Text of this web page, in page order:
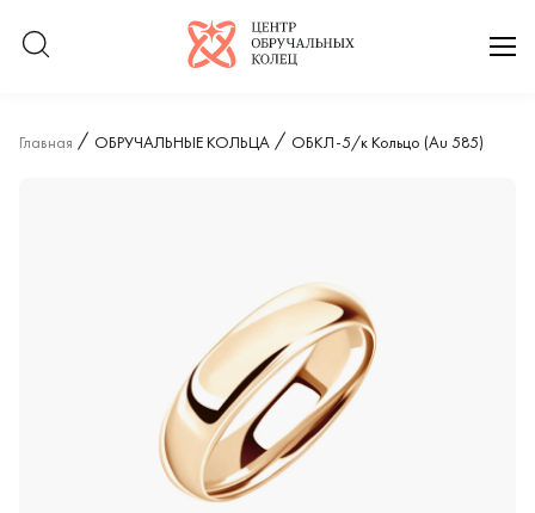
Логотип компании
Главная ОБРУЧАЛЬНЫЕ КОЛЬЦА ОБКЛ-5/к Кольцо (Au 585)